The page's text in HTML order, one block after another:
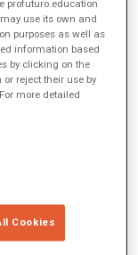
clave que
del CEIP
de la Región de
motor de
una de las
el centro comenzó
torno a 1993. Una
por ciudadanos
de países
profuturo.education
use its own and
purposes as well as
information based
by clicking on the
reject their use by
more detailed
Cookies